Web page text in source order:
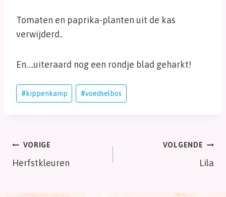
Tomaten en paprika-planten uit de kas
verwijderd..
En….uiteraard nog een rondje blad geharkt!
Bericht
tags:
#kippenkamp #voedselbos
Bericht
navigatie
VORIGE
Herfstkleuren
VOLGENDE
Lila